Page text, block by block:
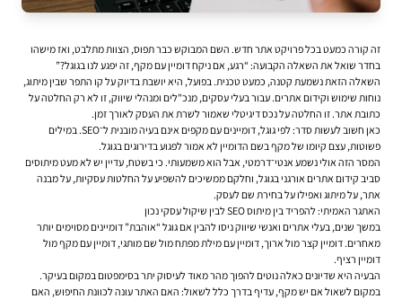
זה קורה כמעט בכל פרויקט אתר חדש. השם המבוקש כבר תפוס, הצוות מתלבט, ואז מישהו
בחדר שואל את השאלה הקבועה: “רגע, אם ניקח דומיין עם מקף, זה יפגע לנו בגוגל?”
השאלה הזאת נשמעת קטנה, כמעט טכנית. בפועל, היא יושבת בדיוק על קו התפר שבין מיתוג,
נוחות שימוש וקידום אתרים. עבור בעלי עסקים, מנכ"לים ומנהלי שיווק, זו לא רק החלטה על
כתובת אתר. זו החלטה על נכס דיגיטלי שאמור לשרת את העסק לאורך זמן.
כאן חשוב לעשות סדר: לפי גוגל, דומיינים עם מקפים אינם בעיה מובנית ל־SEO. במילים
פשוטות, עצם קיומו של מקף בשם הדומיין לא אמור לפגוע בדירוגים בגוגל.
המסר הזה אולי נשמע אנטי־דרמטי, אבל הוא משמעותי. כי בשטח, עדיין יש לא מעט מיתוסים
סביב קידום אתרים אורגני בגוגל, וחלקם ממשיכים להשפיע על החלטות עסקיות, על מבנה
אתר, על מיתוג ואפילו על בחירת שם לעסק.
האתגר האמיתי: להפריד בין מיתוס SEO לבין שיקול עסקי נכון
במשך שנים, בעלי אתרים ואנשי שיווק ניסו להבין אם גוגל “אוהבת” דומיינים מסוימים יותר
מאחרים. דומיין קצר מול ארוך, דומיין עם מילת מפתח מול שם מותגי, דומיין עם מקף מול
דומיין רציף.
הבעיה היא שדיונים כאלה נוטים להפוך מהר מאוד לעיסוק יתר בסימפטום במקום בעיקר.
במקום לשאול אם יש מקף, עדיף בדרך כלל לשאול: האם האתר עונה לכוונת החיפוש, האם